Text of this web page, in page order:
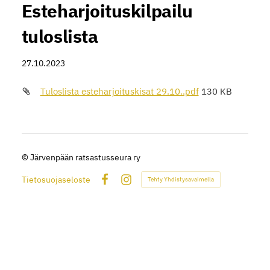
Esteharjoituskilpailu
tuloslista
27.10.2023
Tuloslista esteharjoituskisat 29.10..pdf 130 KB
© Järvenpään ratsastusseura ry
Tietosuojaseloste
Instagram
Tehty Yhdistysavaimella